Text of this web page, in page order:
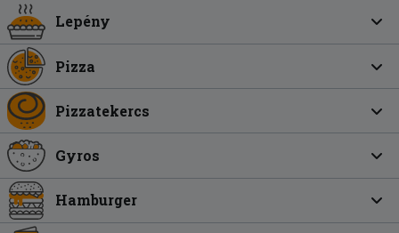
Lepény
Pizza
Pizzatekercs
Gyros
Hamburger